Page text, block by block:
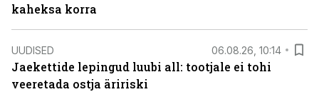
kaheksa korra
UUDISED 06.08.26, 10:14
Jaekettide lepingud luubi all: tootjale ei tohi
veeretada ostja äririski